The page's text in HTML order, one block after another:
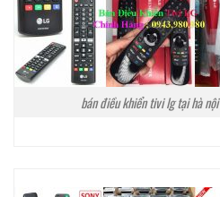
bán điều khiển tivi lg tại hà nội